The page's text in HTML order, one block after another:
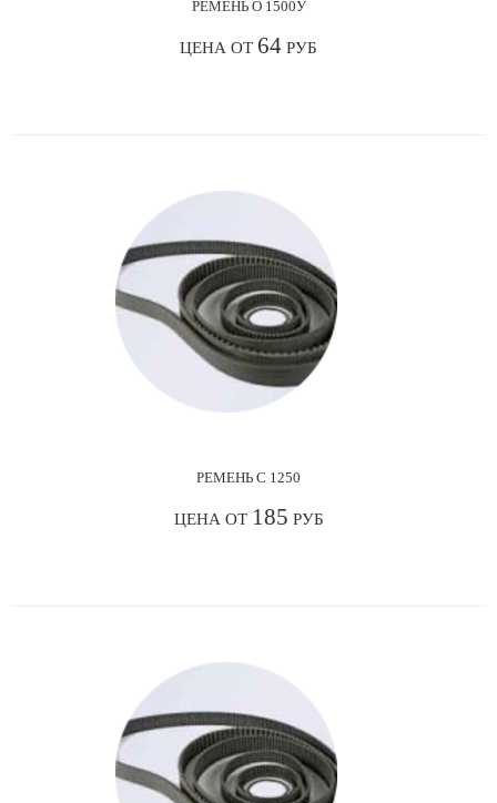
РЕМЕНЬ О 1500У
ЦЕНА ОТ 64 РУБ
РЕМЕНЬ С 1250
ЦЕНА ОТ 185 РУБ